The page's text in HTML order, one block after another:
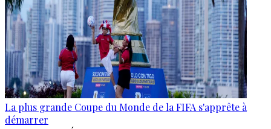
La plus grande Coupe du Monde de la FIFA s'apprête à
démarrer